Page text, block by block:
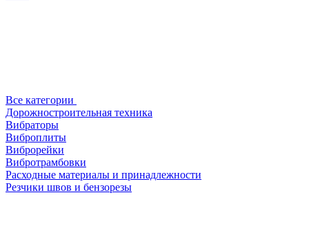
Все категории
Дорожностроительная техника
Вибраторы
Виброплиты
Виброрейки
Вибротрамбовки
Расходные материалы и принадлежности
Резчики швов и бензорезы